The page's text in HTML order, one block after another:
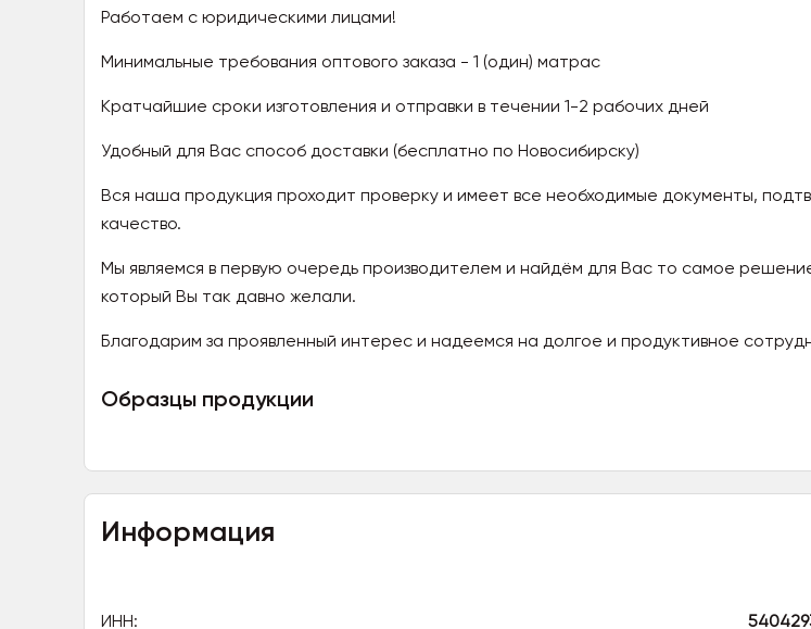
Работаем с юридическими лицами!
Минимальные требования оптового заказа - 1 (один) матрас
Кратчайшие сроки изготовления и отправки в течении 1-2 рабочих дней
Удобный для Вас способ доставки (бесплатно по Новосибирску)
Вся наша продукция проходит проверку и имеет все необходимые документы,
качество.
Мы являемся в первую очередь производителем и найдём для Вас то самое
который Вы так давно желали.
Благодарим за проявленный интерес и надеемся на долгое и продуктивное
Образцы продукции
Информация
ИНН: